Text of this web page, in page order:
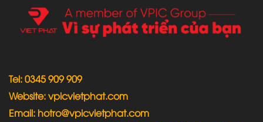
Tel: 0345 909 909
Website: vpicvietphat.com
Email: hotro@vpicvietphat.com